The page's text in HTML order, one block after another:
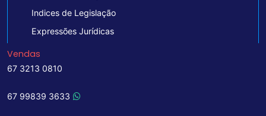
Indices de Legislação
Expressões Jurídicas
Vendas
67 3213 0810
67 99839 3633